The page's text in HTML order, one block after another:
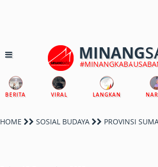
MINANG
BERITA VIRAL LANGKAN
HOME SOSIAL BUDAYA PROVINSI